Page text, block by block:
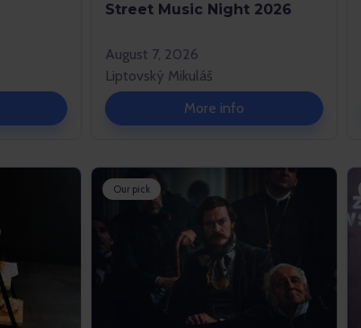
Street Music Night 2026
August 7, 2026
Liptovský Mikuláš
More info
Our pick